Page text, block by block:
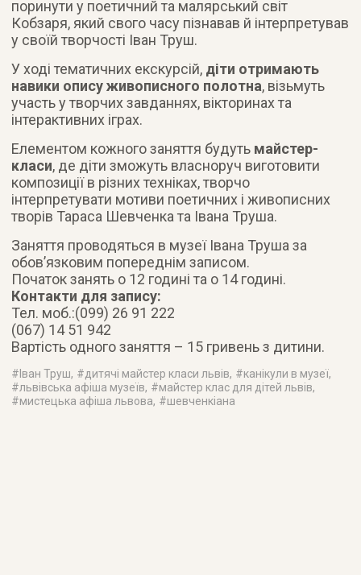
поринути у поетичний та малярський світ
Кобзаря, який свого часу пізнавав й інтерпретував
у своїй творчості Іван Труш.
У ході тематичних екскурсій, діти отримають
навики опису живописного полотна, візьмуть
участь у творчих завданнях, вікторинах та
інтерактивних іграх.
Елементом кожного заняття будуть майстер-
класи, де діти зможуть власноруч виготовити
композиції в різних техніках, творчо
інтерпретувати мотиви поетичних і живописних
творів Тараса Шевченка та Івана Труша.
Заняття проводяться в музеї Івана Труша за
обов’язковим попереднім записом.
Початок занять о 12 годині та о 14 годині.
Контакти для запису:
Тел. моб.:(099) 26 91 222
(067) 14 51 942
Вартість одного заняття – 15 гривень з дитини.
#Іван Труш, #дитячі майстер класи львів, #канікули в музеї,
#львівська афіша музеїв, #майстер клас для дітей львів,
#мистецька афіша львова, #шевченкіана